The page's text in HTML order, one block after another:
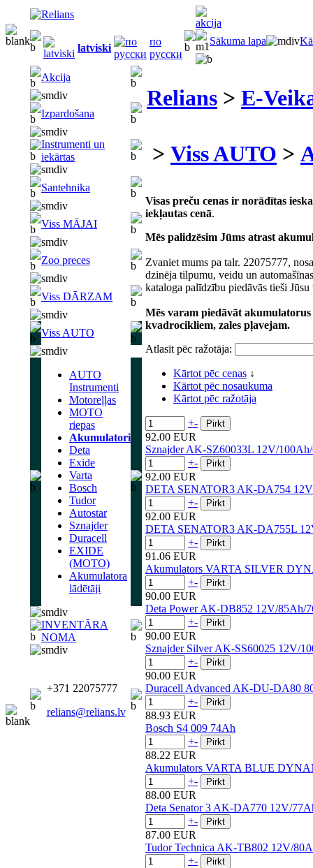
latviski
по
русски
Sākuma lapa
Akcija
Izpardošana
Instrumenti un
iekārtas
Santehnika
Viss MĀJAI
Zoo preces
Viss DĀRZAM
Viss AUTO
AUTO
Instrumenti
Motoreļļas
MOTO
riepas
Akumulatori
Deta
Exide
Varta
Bosch
Tudor
Autostar
Sznajder
Duracell
EXIDE
(MOTO)
Akumulatora
lādētāji
INVENTĀRA
NOMA
+371 22075777
relians@relians.lv
Relians > E-
> Viss AUTO >
Visas preču cenas ir norādītas
iekļautas cenā.
Mēs palidzēsim Jūms atrast
Zvaniet mums pa talr. 22075777,
dzinēja tilpumu, veidu un
kataloga palīdzību piedāvās tieši
Mēs varam piedāvāt
kvadrocikliem, zales pļavejam.
Atlasīt pēc ražotāja:
Kārtot pēc cenas ↓
Kārtot pēc nosaukuma
Kārtot pēc ražotāja
+-
92.00 EUR
Sznajder AK-SZ60033L 12V/
+-
92.00 EUR
DETA SENATOR3 AK-DA754
+-
92.00 EUR
DETA SENATOR3 AK-DA755L
+-
91.06 EUR
Akumulators VARTA SILVER
+-
90.00 EUR
Deta Power AK-DB852 12V/85Ah/
+-
90.00 EUR
Sznajder Silver AK-SS60025 12V/
+-
90.00 EUR
Duracell Advanced AK-DU-DA80
+-
88.93 EUR
Bosch S4 009 74Ah
+-
88.22 EUR
Akumulators VARTA BLUE
+-
88.00 EUR
Deta Senator 3 AK-DA770 12V/
+-
87.00 EUR
Tudor Technica AK-TB802 12V/
+-